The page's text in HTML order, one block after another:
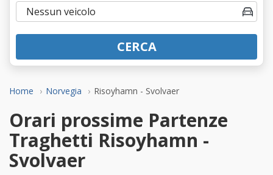
Home Norvegia Risoyhamn - Svolvaer
CERCA
Orari prossime Partenze
Traghetti Risoyhamn -
Svolvaer